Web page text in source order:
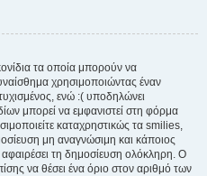
τα οποία μπορούν να
χρησιμοποιώντας έναν
ενώ :( υποδηλώνει
μπορεί να εμφανιστεί στη φόρμα
καταχρηστικώς τα smilies,
μη αναγνώσιμη και κάποιος
αφαιρέσει τη δημοσίευση ολόκληρη. Ο
να θέσει ένα όριο στον αριθμό των